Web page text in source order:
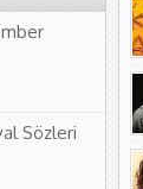
Sözleri